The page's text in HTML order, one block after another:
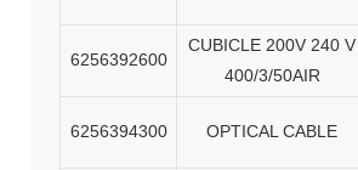
6256392600
CUBICLE 200V 240 V
400/3/50AIR
6256394300 OPTICAL CABLE